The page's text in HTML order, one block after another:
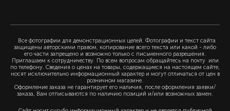
Все фотографии для демонстрационных целей. Фотографии и текст сайта
защищены авторскими правом, копирование всего текста или какой - либо
его части запрещено и возможно только с письменного разрешения.
Приглашаем к сотрудничеству. По всем вопросам обращайтесь на почту или
по телефону. Сведения о ценах на товары, содержащиеся на настоящем сайте,
носят исключительно информационный характер и могут отличаться от цен в
розничном магазине.
Оформление заказа не гарантирует его наличия, после оформления заявки/
заказа, Вам отписываются по наличию позиций и/или возможных замен.